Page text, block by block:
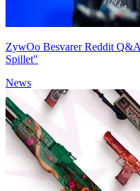
ZywOo Besvarer Reddit
Spillet"
News